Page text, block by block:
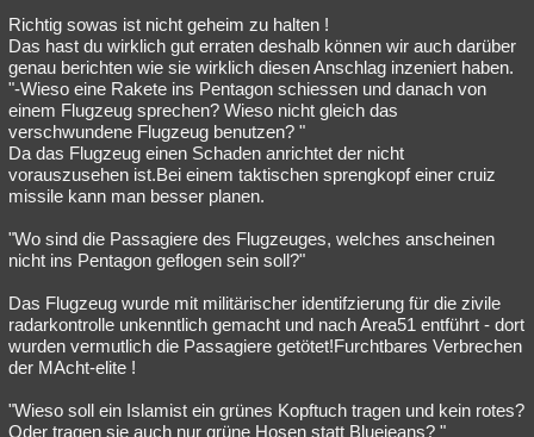
Richtig sowas ist nicht geheim zu halten !
Das hast du wirklich gut erraten deshalb können wir auch darüber
genau berichten wie sie wirklich diesen Anschlag inzeniert haben.
"-Wieso eine Rakete ins Pentagon schiessen und danach von
einem Flugzeug sprechen? Wieso nicht gleich das
verschwundene Flugzeug benutzen? "
Da das Flugzeug einen Schaden anrichtet der nicht
vorauszusehen ist.Bei einem taktischen sprengkopf einer cruiz
missile kann man besser planen.
"Wo sind die Passagiere des Flugzeuges, welches anscheinen
nicht ins Pentagon geflogen sein soll?"
Das Flugzeug wurde mit militärischer identifzierung für die zivile
radarkontrolle unkenntlich gemacht und nach Area51 entführt - dort
wurden vermutlich die Passagiere getötet!Furchtbares Verbrechen
der MAcht-elite !
"Wieso soll ein Islamist ein grünes Kopftuch tragen und kein rotes?
Oder tragen sie auch nur grüne Hosen statt Bluejeans? "